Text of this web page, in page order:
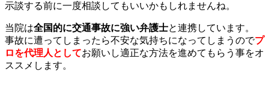
示談する前に一度相談してもいいかもしれませんね。
当院は全国的に交通事故に強い弁護士と連携しています。
事故に遭ってしまったら不安な気持ちになってしまうのでプ
ロを代理人としてお願いし適正な方法を進めてもらう事をオ
ススメします。